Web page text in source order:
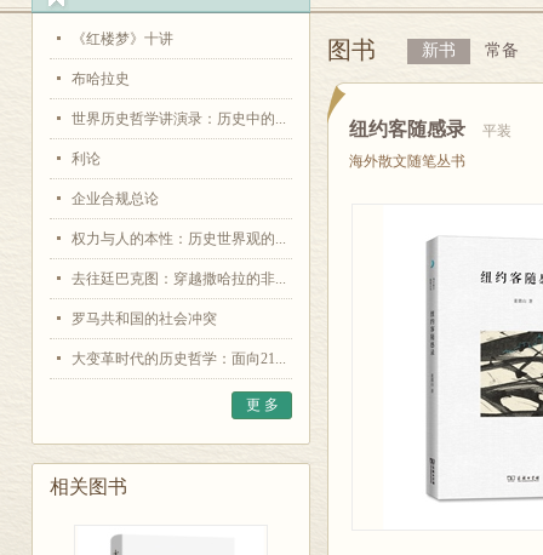
《红楼梦》十讲
布哈拉史
世界历史哲学讲演录：历史中的...
利论
企业合规总论
权力与人的本性：历史世界观的...
去往廷巴克图：穿越撒哈拉的非...
罗马共和国的社会冲突
大变革时代的历史哲学：面向21...
更 多
相关图书
图书 新书 常备
纽约客随感录
平装
海外散文随笔丛书